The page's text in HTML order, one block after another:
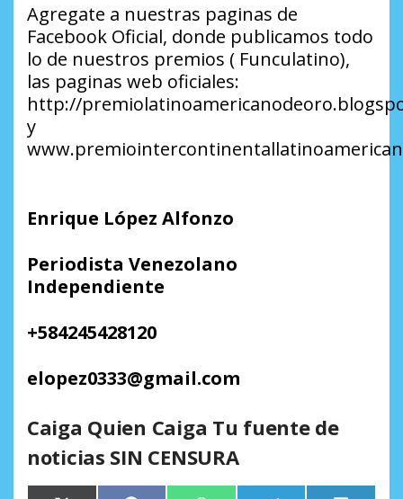
Agregate a nuestras paginas de
Facebook Oficial, donde publicamos todo
lo de nuestros premios ( Funculatino),
las paginas web oficiales:
http://
y
Enrique López Alfonzo
Periodista Venezolano
Independiente
+584245428120
elopez0333@gmail.com
Caiga Quien Caiga Tu fuente de
noticias SIN CENSURA